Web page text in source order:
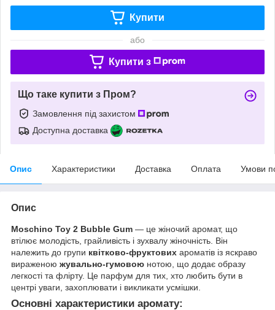
Купити
або
Купити з
Що таке купити з Пром?
Замовлення під захистом
Доступна доставка
Опис Характеристики Доставка Оплата Умови
Опис
Moschino Toy 2 Bubble Gum — це жіночий аромат, що
втілює молодість, грайливість і зухвалу жіночність. Він
належить до групи квітково-фруктових ароматів із яскраво
вираженою жувально-гумовою нотою, що додає образу
легкості та флірту. Це парфум для тих, хто любить бути в
центрі уваги, захоплювати і викликати усмішки.
Основні характеристики аромату: